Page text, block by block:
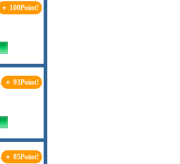
＋ 100Point!
＋ 93Point!
＋ 85Point!